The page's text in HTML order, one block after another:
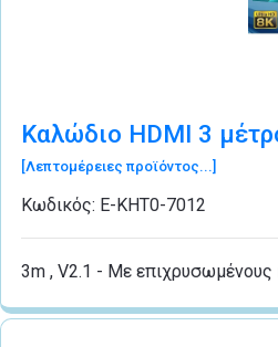
Καλώδιο HDMI 3
[Λεπτομέρειες προϊόντος...]
Κωδικός: Ε-ΚΗΤ0-7012
3m , V2.1 - Με επιχρυσωμένους